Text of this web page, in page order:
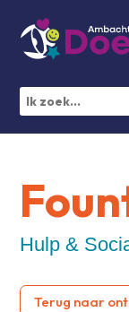
Hulp &
Terug naar